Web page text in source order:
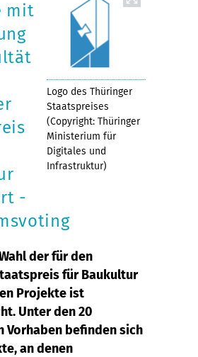
Logo des Thüringer
Staatspreises
(Copyright: Thüringer
Ministerium für
Digitales und
Infrastruktur)
mit
-
der für den
für Baukultur
Projekte ist
Unter den 20
Vorhaben befinden sich
an denen